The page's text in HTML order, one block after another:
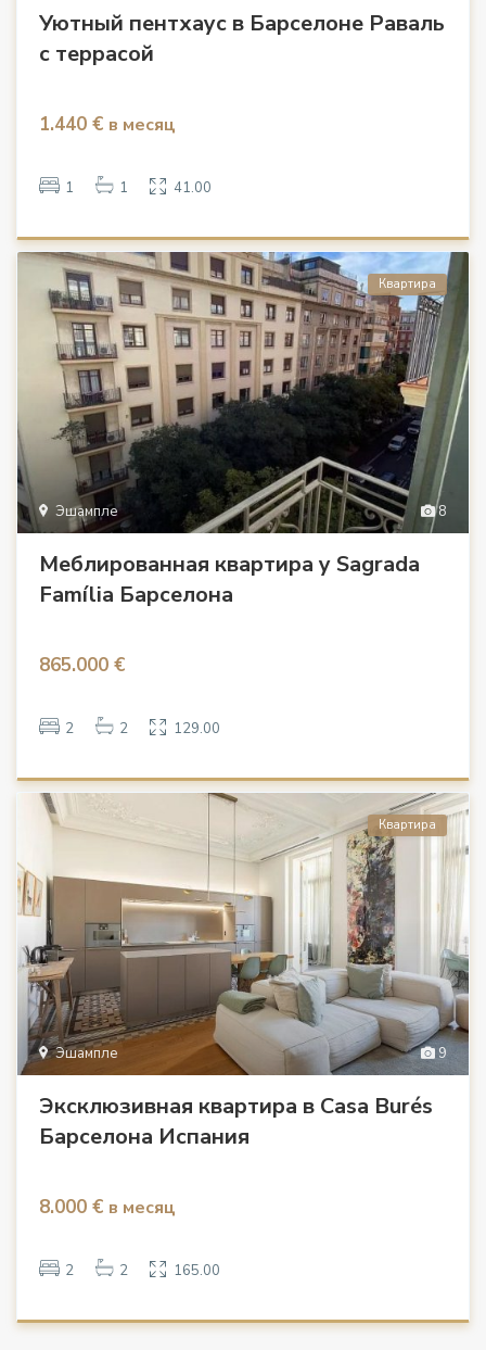
Уютный пентхаус в Барселоне Раваль
с террасой
1.440 € в месяц
1 1 41.00
8
Эшампле
Квартира
Меблированная квартира у Sagrada
Família Барселона
865.000 €
2 2 129.00
9
Эшампле
Квартира
Эксклюзивная квартира в Casa Burés
Барселона Испания
8.000 € в месяц
2 2 165.00